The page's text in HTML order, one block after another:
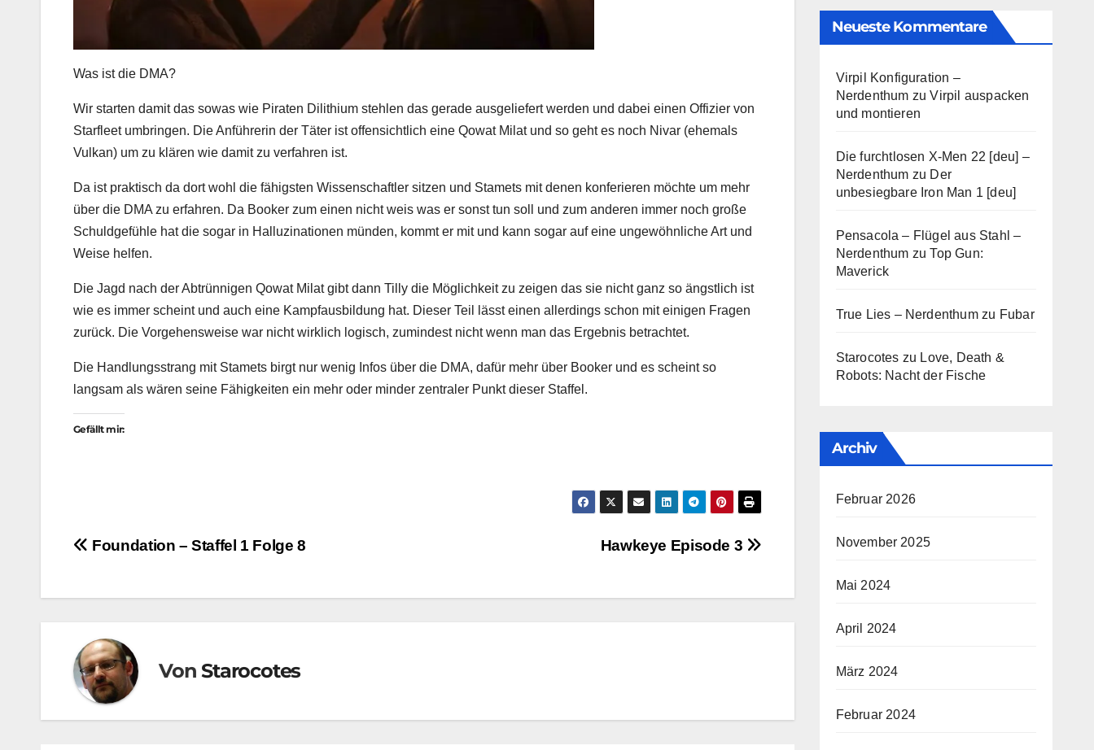
Was ist die DMA?
Wir starten damit das sowas wie Piraten Dilithium stehlen das gerade ausgeliefert werden und dabei einen Offizier von
Starfleet umbringen. Die Anführerin der Täter ist offensichtlich eine Qowat Milat und so geht es noch Nivar (ehemals
Vulkan) um zu klären wie damit zu verfahren ist.
Da ist praktisch da dort wohl die fähigsten Wissenschaftler sitzen und Stamets mit denen konferieren möchte um mehr
über die DMA zu erfahren. Da Booker zum einen nicht weis was er sonst tun soll und zum anderen immer noch große
Schuldgefühle hat die sogar in Halluzinationen münden, kommt er mit und kann sogar auf eine ungewöhnliche Art und
Weise helfen.
Die Jagd nach der Abtrünnigen Qowat Milat gibt dann Tilly die Möglichkeit zu zeigen das sie nicht ganz so ängstlich ist
wie es immer scheint und auch eine Kampfausbildung hat. Dieser Teil lässt einen allerdings schon mit einigen Fragen
zurück. Die Vorgehensweise war nicht wirklich logisch, zumindest nicht wenn man das Ergebnis betrachtet.
Die Handlungsstrang mit Stamets birgt nur wenig Infos über die DMA, dafür mehr über Booker und es scheint so
langsam als wären seine Fähigkeiten ein mehr oder minder zentraler Punkt dieser Staffel.
Gefällt mir:
Beitragsnavigation Hawkeye Episode 3
Foundation – Staffel 1 Folge 8
VonStarocotes
Neueste Kommentare
Virpil Konfiguration –
Nerdenthum zuVirpil auspacken
und montieren
Die furchtlosen X-Men 22 [deu] –
Nerdenthum zu Der
unbesiegbare Iron Man 1 [deu]
Pensacola – Flügel aus Stahl –
Nerdenthum zuTop Gun:
Maverick
True Lies – Nerdenthumzu Fubar
Starocotes zu Love, Death &
Robots: Nacht der Fische
Archiv
Februar 2026
November 2025
Mai 2024
April 2024
März 2024
Februar 2024